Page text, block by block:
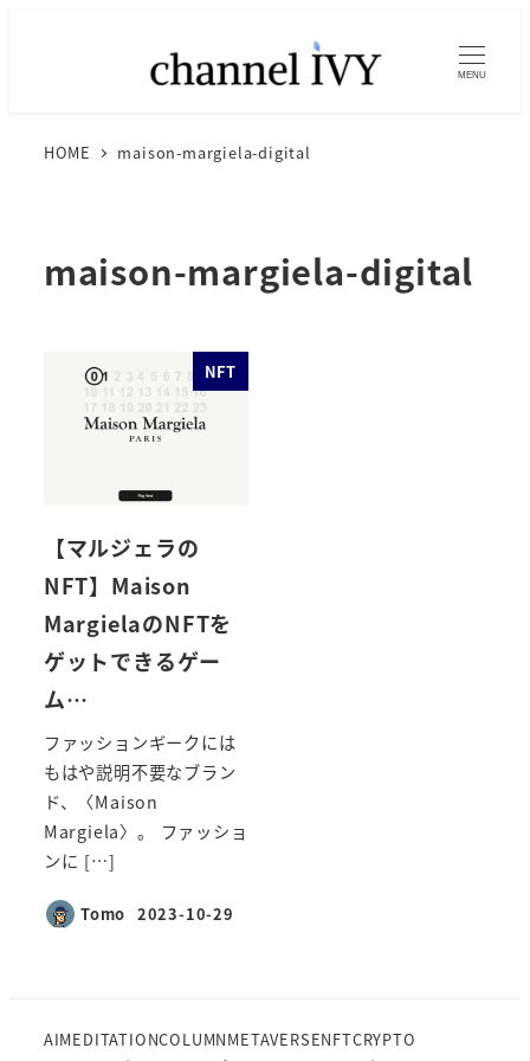
MENU
HOME maison-margiela-digital
maison-margiela-digital
NFT
【マルジェラの
NFT】Maison
MargielaのNFTを
ゲットできるゲー
ム…
ファッションギークには
もはや説明不要なブラン
ド、〈Maison
Margiela〉。 ファッショ
ンに […]
Tomo
投稿日
2023-10-29
AIMEDITATIONCOLUMNMETAVERSENFTCRYPTO